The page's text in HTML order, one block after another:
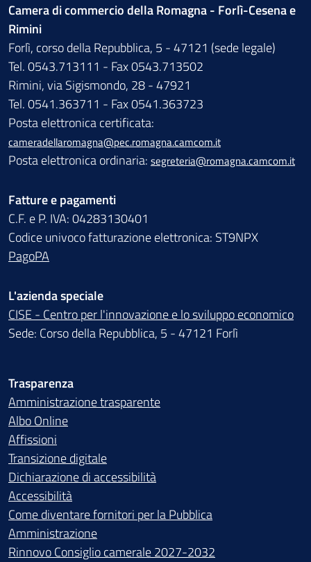
Camera di commercio della Romagna - Forlì-Cesena e
Rimini
Forlì, corso della Repubblica, 5 - 47121 (sede legale)
Tel. 0543.713111 - Fax 0543.713502
Rimini, via Sigismondo, 28 - 47921
Tel. 0541.363711 - Fax 0541.363723
Posta elettronica certificata:
cameradellaromagna@pec.romagna.camcom.it
Posta elettronica ordinaria: segreteria@romagna.camcom.it
Fatture e pagamenti
C.F. e P. IVA: 04283130401
Codice univoco fatturazione elettronica: ST9NPX
PagoPA
L'azienda speciale
CISE - Centro per l'innovazione e lo sviluppo economico
Sede: Corso della Repubblica, 5 - 47121 Forlì
Trasparenza
Amministrazione trasparente
Albo Online
Affissioni
Transizione digitale
Dichiarazione di accessibilità
Accessibilità
Come diventare fornitori per la Pubblica
Amministrazione
Rinnovo Consiglio camerale 2027-2032